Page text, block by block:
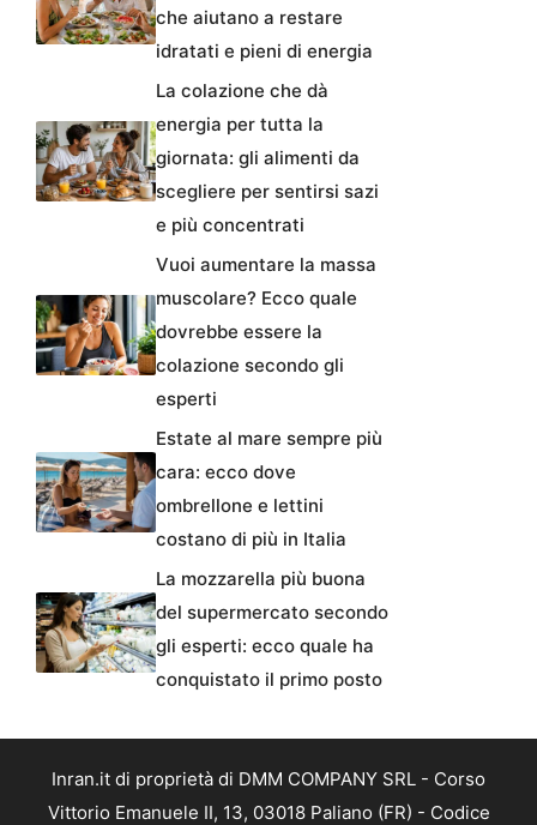
che aiutano a restare
idratati e pieni di energia
La colazione che dà
energia per tutta la
giornata: gli alimenti da
scegliere per sentirsi sazi
e più concentrati
Vuoi aumentare la massa
muscolare? Ecco quale
dovrebbe essere la
colazione secondo gli
esperti
Estate al mare sempre più
cara: ecco dove
ombrellone e lettini
costano di più in Italia
La mozzarella più buona
del supermercato secondo
gli esperti: ecco quale ha
conquistato il primo posto
Inran.it di proprietà di DMM COMPANY SRL - Corso
Vittorio Emanuele II, 13, 03018 Paliano (FR) - Codice